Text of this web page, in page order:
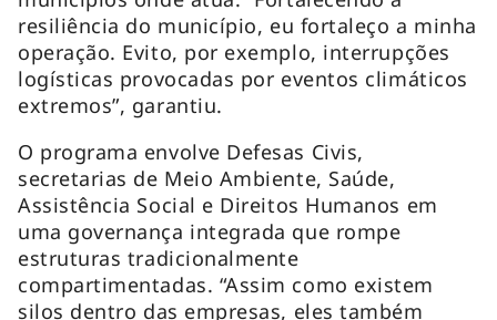
resiliência do município, eu fortaleço a minha
operação. Evito, por exemplo, interrupções
logísticas provocadas por eventos climáticos
extremos”, garantiu.
O programa envolve Defesas Civis,
secretarias de Meio Ambiente, Saúde,
Assistência Social e Direitos Humanos em
uma governança integrada que rompe
estruturas tradicionalmente
compartimentadas. “Assim como existem
silos dentro das empresas, eles também